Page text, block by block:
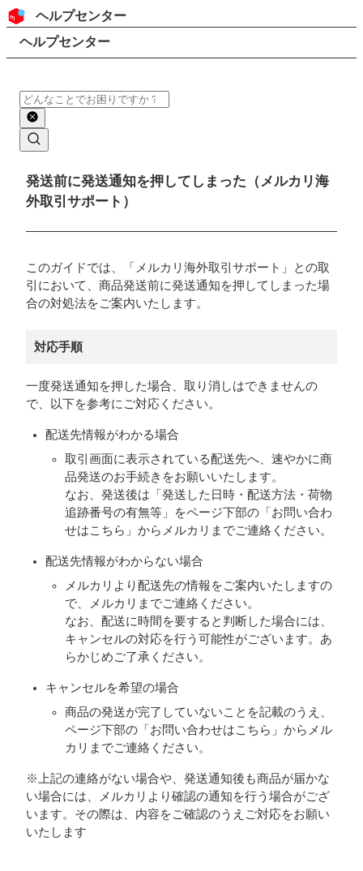
コンテンツにスキップ
ヘッダー
ヘルプセンター
検索
パンくずリスト
ヘルプセンター
検索
メインコンテンツ
発送前に発送通知を押してしまった（メルカリ海
外取引サポート）
このガイドでは、「メルカリ海外取引サポート」との取
引において、商品発送前に発送通知を押してしまった場
合の対処法をご案内いたします。
対応手順
一度発送通知を押した場合、取り消しはできませんの
で、以下を参考にご対応ください。
配送先情報がわかる場合
取引画面に表示されている配送先へ、速やかに商
品発送のお手続きをお願いいたします。
なお、発送後は「発送した日時・配送方法・荷物
追跡番号の有無等」をページ下部の「お問い合わ
せはこちら」からメルカリまでご連絡ください。
配送先情報がわからない場合
メルカリより配送先の情報をご案内いたしますの
で、メルカリまでご連絡ください。
なお、配送に時間を要すると判断した場合には、
キャンセルの対応を行う可能性がございます。あ
らかじめご了承ください。
キャンセルを希望の場合
商品の発送が完了していないことを記載のうえ、
ページ下部の「お問い合わせはこちら」からメル
カリまでご連絡ください。
※上記の連絡がない場合や、発送通知後も商品が届かな
い場合には、メルカリより確認の通知を行う場合がござ
います。その際は、内容をご確認のうえご対応をお願い
いたします